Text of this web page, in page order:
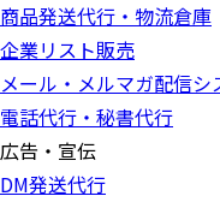
商品発送代行・物流倉庫
企業リスト販売
メール・メルマガ配信シ
電話代行・秘書代行
広告・宣伝
DM発送代行